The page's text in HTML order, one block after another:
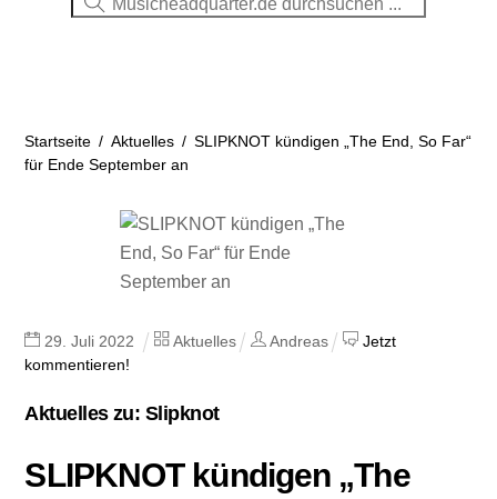
Startseite / Aktuelles / SLIPKNOT kündigen „The End, So Far“
für Ende September an
29 .Juli 2022 Aktuelles Andreas
Jetzt
kommentieren!
Aktuelles zu: Slipknot
SLIPKNOT kündigen „The